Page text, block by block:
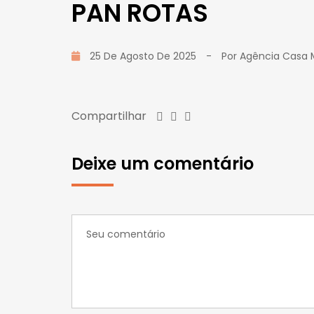
PAN ROTAS
25 De Agosto De 2025 - Por Agência Casa
Compartilhar
Deixe um comentário